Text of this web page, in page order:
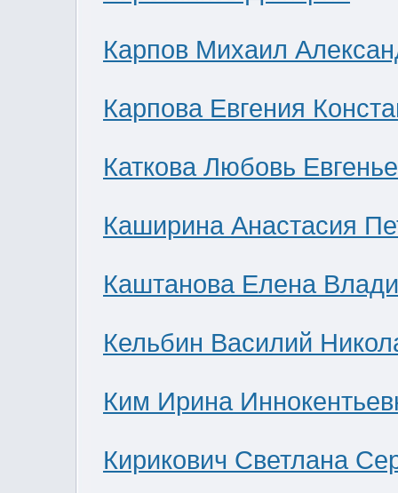
Карпов Михаил
Карпова Евгения
Каткова Любовь
Каширина Анастасия
Каштанова Елена
Кельбин Василий
Ким Ирина
Кирикович Светлана